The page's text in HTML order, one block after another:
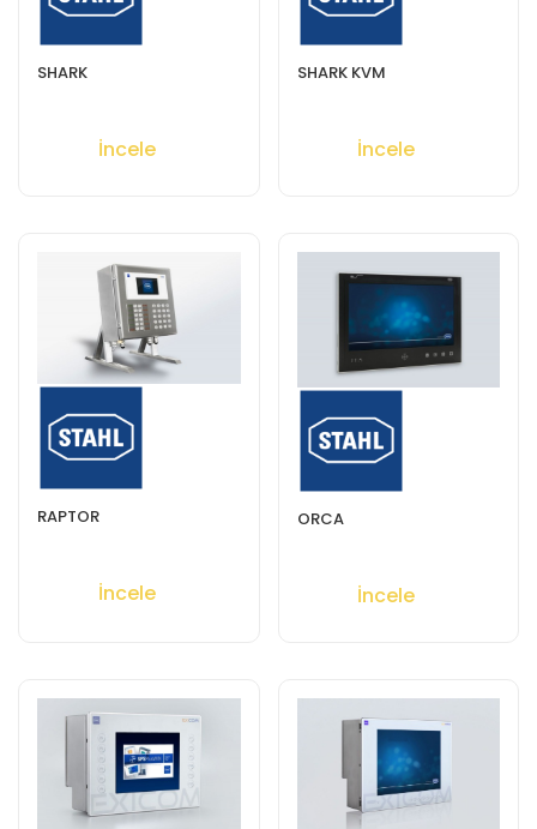
SHARK
İncele
SHARK KVM
İncele
RAPTOR
İncele
ORCA
İncele